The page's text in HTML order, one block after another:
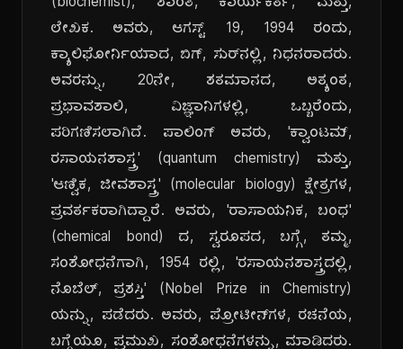
(biochemist), ಶಾಂತಿ, ಕಾರ್ಯಕರ್ತ, ಮತ್ತು,
ಲೇಖಕ. ಅವರು, ಆಗಸ್ಟ್ 19, 1994 ರಂದು,
ಕ್ಯಾಲಿಫೋರ್ನಿಯಾದ, ಬಿಗ್, ಸುರ್‌ನಲ್ಲಿ, ನಿಧನರಾದರು.
ಅವರನ್ನು, 20ನೇ, ಶತಮಾನದ, ಅತ್ಯಂತ,
ಪ್ರಭಾವಶಾಲಿ, ವಿಜ್ಞಾನಿಗಳಲ್ಲಿ, ಒಬ್ಬರೆಂದು,
ಪರಿಗಣಿಸಲಾಗಿದೆ. ಪಾಲಿಂಗ್ ಅವರು, 'ಕ್ವಾಂಟಮ್,
ರಸಾಯನಶಾಸ್ತ್ರ' (quantum chemistry) ಮತ್ತು,
'ಆಣ್ವಿಕ, ಜೀವಶಾಸ್ತ್ರ' (molecular biology) ಕ್ಷೇತ್ರಗಳ,
ಪ್ರವರ್ತಕರಾಗಿದ್ದಾರೆ. ಅವರು, 'ರಾಸಾಯನಿಕ, ಬಂಧ'
(chemical bond) ದ, ಸ್ವರೂಪದ, ಬಗ್ಗೆ, ತಮ್ಮ,
ಸಂಶೋಧನೆಗಾಗಿ, 1954 ರಲ್ಲಿ, 'ರಸಾಯನಶಾಸ್ತ್ರದಲ್ಲಿ,
ನೊಬೆಲ್, ಪ್ರಶಸ್ತಿ' (Nobel Prize in Chemistry)
ಯನ್ನು, ಪಡೆದರು. ಅವರು, ಪ್ರೋಟೀನ್‌ಗಳ, ರಚನೆಯ,
ಬಗ್ಗೆಯೂ, ಪ್ರಮುಖ, ಸಂಶೋಧನೆಗಳನ್ನು, ಮಾಡಿದರು.